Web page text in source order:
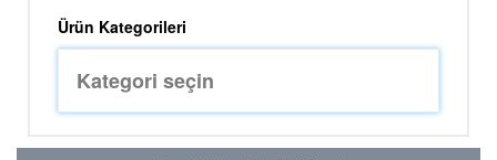
Ürün Kategorileri